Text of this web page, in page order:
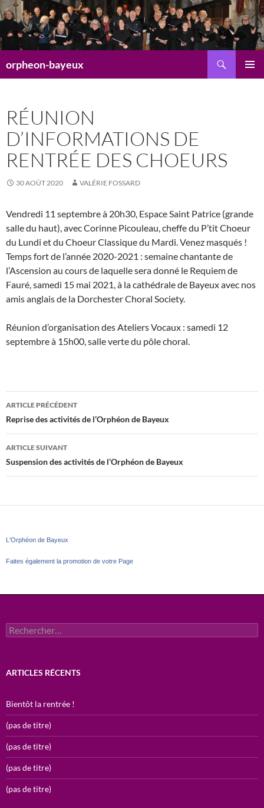
Aller
au
contenu
orpheon-bayeux
RÉUNION
D’INFORMATIONS DE
RENTRÉE DES CHOEURS
30 AOÛT 2020 VALÉRIE FOSSARD
Vendredi 11 septembre à 20h30, Espace Saint Patrice (grande
salle du haut), avec Corinne Picouleau, cheffe du P’tit Choeur
du Lundi et du Choeur Classique du Mardi. Venez masqués !
Temps fort de l’année 2020-2021 : semaine chantante de
l’Ascension au cours de laquelle sera donné le Requiem de
Fauré, samedi 15 mai 2021, à la cathédrale de Bayeux avec nos
amis anglais de la Dorchester Choral Society.
Réunion d’organisation des Ateliers Vocaux : samedi 12
septembre à 15h00, salle verte du pôle choral.
Navigation
des
articles
ARTICLE PRÉCÉDENT
Reprise des activités de l’Orphéon de Bayeux
ARTICLE SUIVANT
Suspension des activités de l’Orphéon de Bayeux
L'Orphéon de Bayeux
Faites également la promotion de votre Page
Rechercher :
ARTICLES RÉCENTS
Bientôt la rentrée !
(pas de titre)
(pas de titre)
(pas de titre)
(pas de titre)